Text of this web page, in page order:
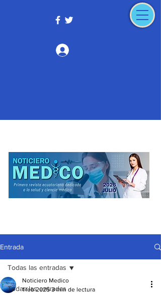
Entrada
Todas las entradas
Todas las entradas
Noticiero Medico
1 feb 2025 3 min de lectura